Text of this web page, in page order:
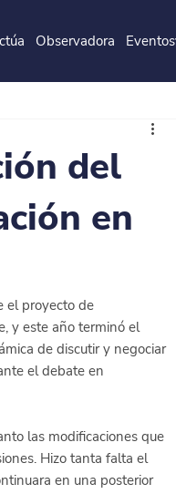
Observadora Eventos
del
en
el proyecto de
y este año terminó el
de discutir y negociar
el debate en
las modificaciones que
Hizo tanta falta el
en una posterior